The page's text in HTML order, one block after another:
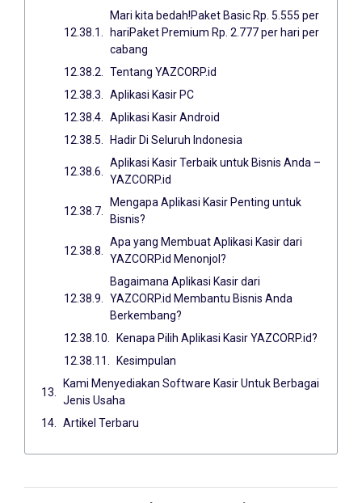
Mari kita bedah!Paket Basic Rp. 5.555 per
hariPaket Premium Rp. 2.777 per hari per
cabang
Tentang YAZCORP.id
Aplikasi Kasir PC
Aplikasi Kasir Android
Hadir Di Seluruh Indonesia
Aplikasi Kasir Terbaik untuk Bisnis Anda –
YAZCORP.id
Mengapa Aplikasi Kasir Penting untuk
Bisnis?
Apa yang Membuat Aplikasi Kasir dari
YAZCORP.id Menonjol?
Bagaimana Aplikasi Kasir dari
YAZCORP.id Membantu Bisnis Anda
Berkembang?
Kenapa Pilih Aplikasi Kasir YAZCORP.id?
Kesimpulan
Kami Menyediakan Software Kasir Untuk Berbagai
Jenis Usaha
Artikel Terbaru